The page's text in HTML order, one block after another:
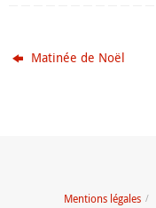
Matinée de Noël
Mentions légales